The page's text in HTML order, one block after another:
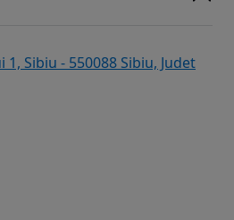
1, Sibiu - 550088 Sibiu, Judet